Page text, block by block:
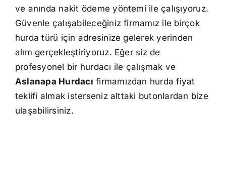
ve anında nakit ödeme yöntemi ile çalışıyoruz.
Güvenle çalışabileceğiniz firmamız ile birçok
hurda türü için adresinize gelerek yerinden
alım gerçekleştiriyoruz. Eğer siz de
profesyonel bir hurdacı ile çalışmak ve
Aslanapa Hurdacı firmamızdan hurda fiyat
teklifi almak isterseniz alttaki butonlardan bize
ulaşabilirsiniz.